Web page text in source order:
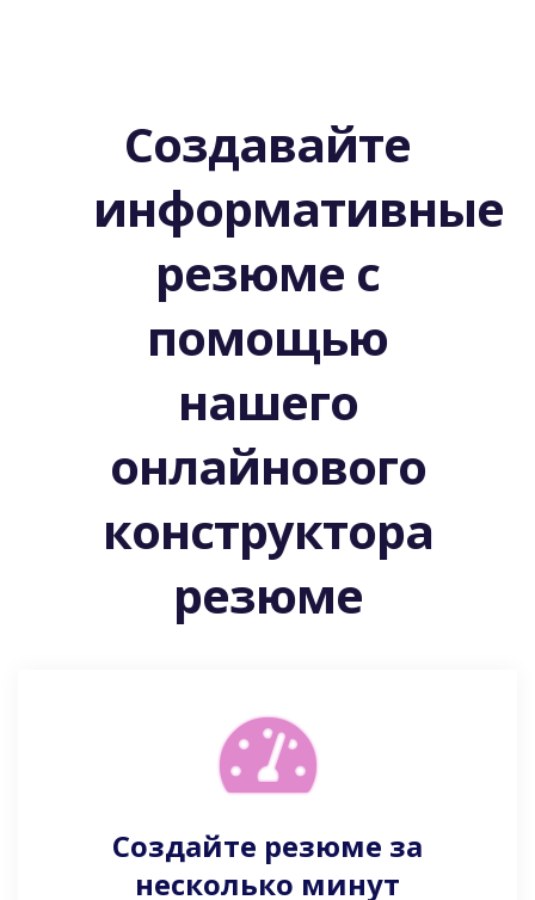
Создавайте
информативные
резюме с
помощью
нашего
онлайнового
конструктора
резюме
Создайте резюме за
несколько минут